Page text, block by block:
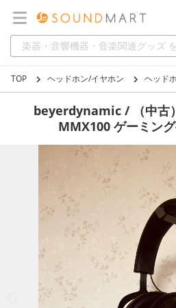
TOP ヘッドホン/イヤホン ヘッド
beyerdynamic / （中
MMX100 ゲーミン